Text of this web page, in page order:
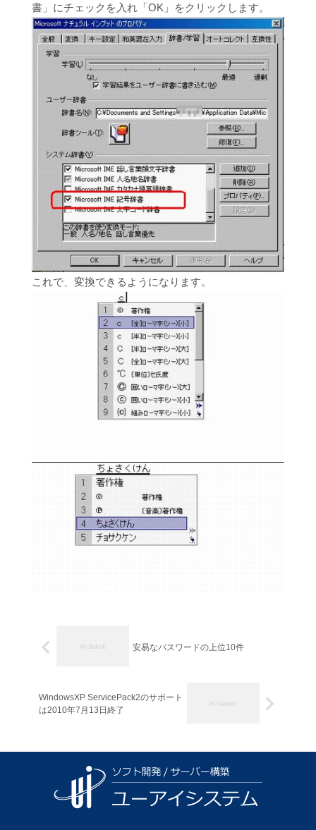
書」にチェックを入れ「OK」をクリックします。
これで、変換できるようになります。
安易なパスワードの上位10件
WindowsXP ServicePack2のサポート
は2010年7月13日終了